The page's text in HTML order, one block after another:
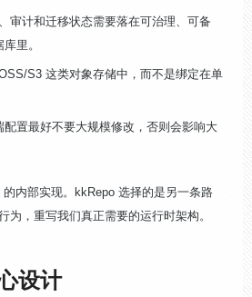
审计和迁移状态需要落在可治理、可备
里。
S3 这类对象存储中，而不是绑定在单
置最好不要大规模修改，否则会影响大
内部实现。kkRepo 选择的是另一条路
为，重写我们真正需要的运行时架构。
设计